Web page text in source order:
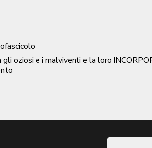
oziosi e i malviventi e la loro